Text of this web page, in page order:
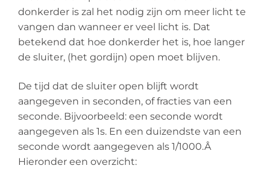
donkerder is zal het nodig zijn om meer licht te
vangen dan wanneer er veel licht is. Dat
betekend dat hoe donkerder het is, hoe langer
de sluiter, (het gordijn) open moet blijven.
De tijd dat de sluiter open blijft wordt
aangegeven in seconden, of fracties van een
seconde. Bijvoorbeeld: een seconde wordt
aangegeven als 1s. En een duizendste van een
seconde wordt aangegeven als 1/1000.Â
Hieronder een overzicht: